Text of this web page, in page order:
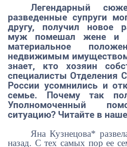
Легендарный
разведенные супруги
другу, получил новое
муж помешал жене и
материальное
недвижимым
знает, кто хозяин
специалисты Отделения
России усомнились и
семье. Почему так
Уполномоченный
ситуацию? Читайте в
Яна Кузнецова*
назад. С тех самых пор ее